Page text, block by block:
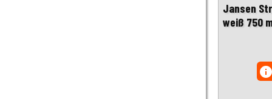
Jansen
weiß 750